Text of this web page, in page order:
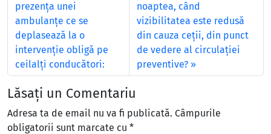
prezenţa unei
ambulanţe ce se
deplasează la o
intervenţie obligă pe
ceilalţi conducători:
noaptea, când
vizibilitatea este redusă
din cauza ceţii, din punct
de vedere al circulaţiei
preventive?
Lăsați un Comentariu
Adresa ta de email nu va fi publicată. Câmpurile
obligatorii sunt marcate cu *